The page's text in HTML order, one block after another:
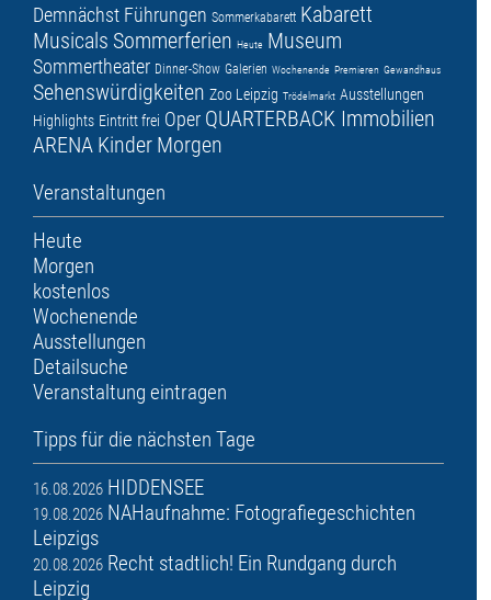
Demnächst Führungen Sommerkabarett Kabarett
Musicals Sommerferien Heute Museum
Sommertheater Dinner-Show Galerien Wochenende Premieren Gewandhaus
Sehenswürdigkeiten Zoo Leipzig Trödelmarkt Ausstellungen
Highlights Eintritt frei Oper QUARTERBACK Immobilien
ARENA Kinder Morgen
Veranstaltungen
Heute
Morgen
kostenlos
Wochenende
Ausstellungen
Detailsuche
Veranstaltung eintragen
Tipps für die nächsten Tage
16.08.2026 HIDDENSEE
19.08.2026 NAHaufnahme: Fotografiegeschichten
Leipzigs
20.08.2026 Recht stadtlich! Ein Rundgang durch
Leipzig